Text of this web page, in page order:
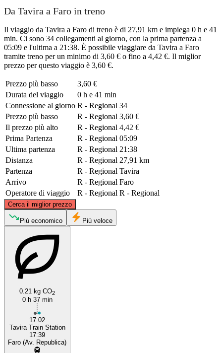
Da Tavira a Faro in treno
Il viaggio da Tavira a Faro di treno è di 27,91 km e impiega 0 h e 41
min. Ci sono 34 collegamenti al giorno, con la prima partenza a
05:09 e l'ultima a 21:38. È possibile viaggiare da Tavira a Faro
tramite treno per un minimo di 3,60 € o fino a 4,42 €. Il miglior
prezzo per questo viaggio è 3,60 €.
Prezzo più basso
3,60 €
Durata del viaggio
0 h e 41 min
Connessione al giorno R - Regional 34
Prezzo più basso
R - Regional 3,60 €
Il prezzo più alto
R - Regional 4,42 €
Prima Partenza
R - Regional 05:09
Ultima partenza
R - Regional 21:38
Distanza
R - Regional 27,91 km
Partenza
R - Regional Tavira
Arrivo
R - Regional Faro
Operatore di viaggio
R - Regional R - Regional
Cerca il miglior prezzo
© CARTO, ©OpenStreetMap
Più economico Più veloce
0.21 kg CO2
0 h 37 min
17:02
Tavira Train Station
17:39
Faro (Av. Republica)